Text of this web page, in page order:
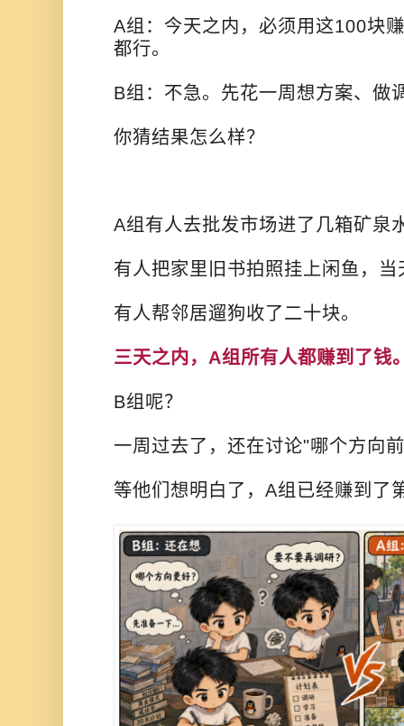
A组：今天之内，必须用这100块
都行。
B组：不急。先花一周想方案、做
你猜结果怎么样？
A组有人去批发市场进了几箱矿泉
有人把家里旧书拍照挂上闲鱼，
有人帮邻居遛狗收了二十块。
三天之内，A组所有人都赚到了钱
B组呢？
一周过去了，还在讨论"哪个方向
等他们想明白了，A组已经赚到了